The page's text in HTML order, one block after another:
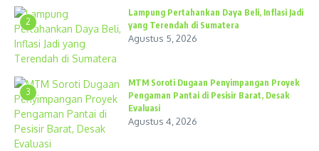
2
Lampung Pertahankan Daya Beli, Inflasi Jadi
yang Terendah di Sumatera
Agustus 5, 2026
3
MTM Soroti Dugaan Penyimpangan Proyek
Pengaman Pantai di Pesisir Barat, Desak
Evaluasi
Agustus 4, 2026